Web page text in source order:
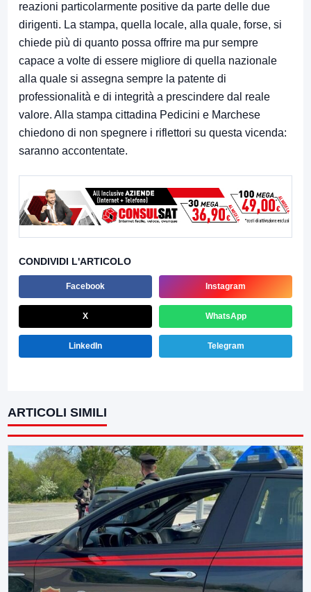
reazioni particolarmente positive da parte delle due
dirigenti. La stampa, quella locale, alla quale, forse, si
chiede più di quanto possa offrire ma pur sempre
capace a volte di essere migliore di quella nazionale
alla quale si assegna sempre la patente di
professionalità e di integrità a prescindere dal reale
valore. Alla stampa cittadina Pedicini e Marchese
chiedono di non spegnere i riflettori su questa vicenda:
saranno accontentate.
CONDIVIDI L'ARTICOLO
Facebook Instagram
X WhatsApp
LinkedIn Telegram
ARTICOLI SIMILI